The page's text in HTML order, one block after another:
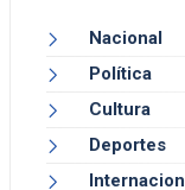
Nacional
Política
Cultura
Deportes